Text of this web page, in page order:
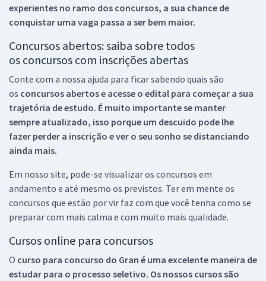
experientes no ramo dos concursos, a sua chance de
conquistar uma vaga passa a ser bem maior.
Concursos abertos: saiba sobre todos
os concursos com inscrições abertas
Conte com a nossa ajuda para ficar sabendo quais são
os concursos abertos e acesse o edital para começar a sua
trajetória de estudo. É muito importante se manter
sempre atualizado, isso porque um descuido pode lhe
fazer perder a inscrição e ver o seu sonho se distanciando
ainda mais.
Em nosso site, pode-se visualizar os concursos em
andamento e até mesmo os previstos. Ter em mente os
concursos que estão por vir faz com que você tenha como se
preparar com mais calma e com muito mais qualidade.
Cursos online para concursos
O curso para concurso do Gran é uma excelente maneira de
estudar para o processo seletivo. Os nossos cursos são